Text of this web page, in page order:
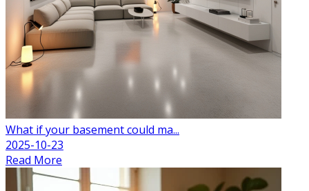
What if your basement could ma...
2025-10-23
Read More